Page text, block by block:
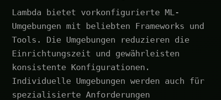
Lambda bietet vorkonfigurierte ML-
Umgebungen mit beliebten Frameworks und
Tools. Die Umgebungen reduzieren die
Einrichtungszeit und gewährleisten
konsistente Konfigurationen.
Individuelle Umgebungen werden auch für
spezialisierte Anforderungen